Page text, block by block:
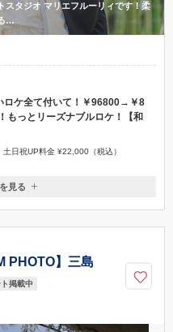
スタジオ マリエフルーリィです！柔
…
ロケ全て付いて！￥96800→￥8
っとリーズナブルロケ！【和
土日祝UP料金 ¥22,000（税込）
見る
PHOTO】三島
掲載中